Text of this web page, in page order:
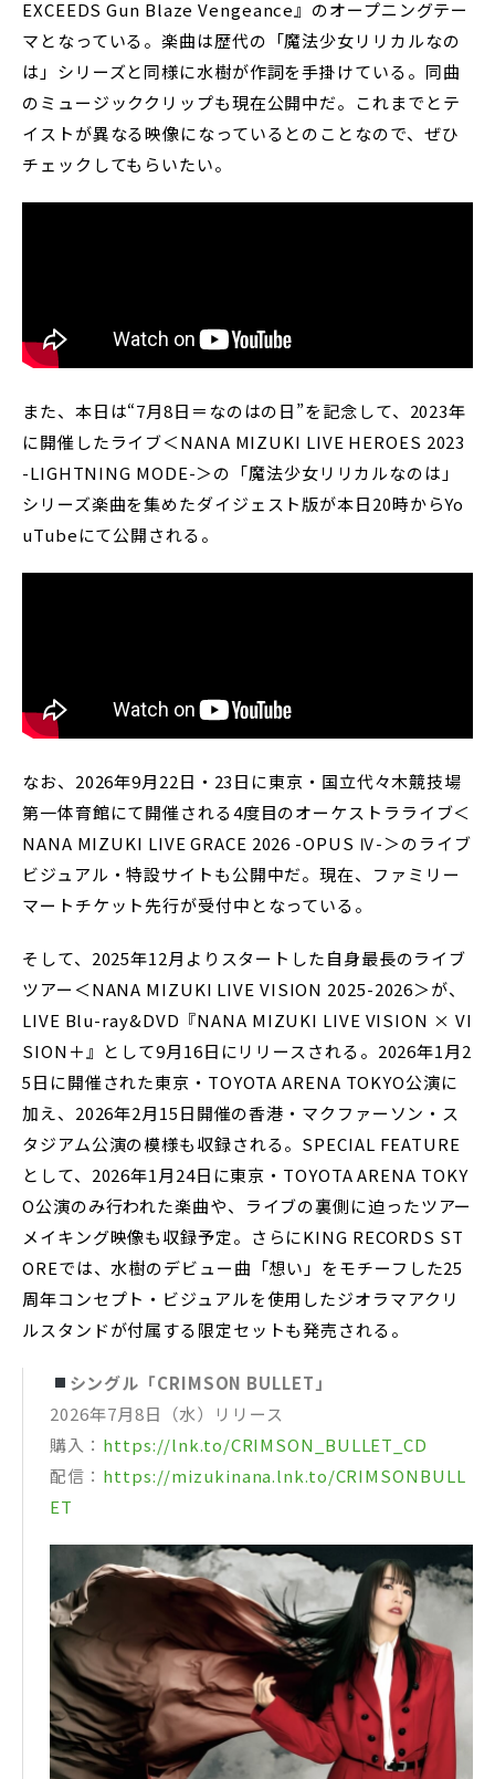
EXCEEDS Gun Blaze Vengeance』のオープニングテー
マとなっている。楽曲は歴代の「魔法少女リリカルなの
は」シリーズと同様に水樹が作詞を手掛けている。同曲
のミュージッククリップも現在公開中だ。これまでとテ
イストが異なる映像になっているとのことなので、ぜひ
チェックしてもらいたい。
また、本日は“7月8日＝なのはの日”を記念して、2023年
に開催したライブ＜NANA MIZUKI LIVE HEROES 2023
-LIGHTNING MODE-＞の「魔法少女リリカルなのは」
シリーズ楽曲を集めたダイジェスト版が本日20時からYo
uTubeにて公開される。
なお、2026年9月22日・23日に東京・国立代々木競技場
第一体育館にて開催される4度目のオーケストラライブ＜
NANA MIZUKI LIVE GRACE 2026 -OPUS Ⅳ-＞のライブ
ビジュアル・特設サイトも公開中だ。現在、ファミリー
マートチケット先行が受付中となっている。
そして、2025年12月よりスタートした自身最長のライブ
ツアー＜NANA MIZUKI LIVE VISION 2025-2026＞が、
LIVE Blu-ray&DVD『NANA MIZUKI LIVE VISION × VI
SION＋』として9月16日にリリースされる。2026年1月2
5日に開催された東京・TOYOTA ARENA TOKYO公演に
加え、2026年2月15日開催の香港・マクファーソン・ス
タジアム公演の模様も収録される。SPECIAL FEATURE
として、2026年1月24日に東京・TOYOTA ARENA TOKY
O公演のみ行われた楽曲や、ライブの裏側に迫ったツアー
メイキング映像も収録予定。さらにKING RECORDS ST
OREでは、水樹のデビュー曲「想い」をモチーフした25
周年コンセプト・ビジュアルを使用したジオラマアクリ
ルスタンドが付属する限定セットも発売される。
シングル「CRIMSON BULLET」
2026年7月8日（水）リリース
購入： https://lnk.to/CRIMSON_BULLET_CD
配信： https://mizukinana.lnk.to/CRIMSONBULL
ET